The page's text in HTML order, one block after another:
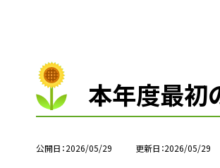
本年度最初
公開日 2026/05/29 更新日 2026/05/29